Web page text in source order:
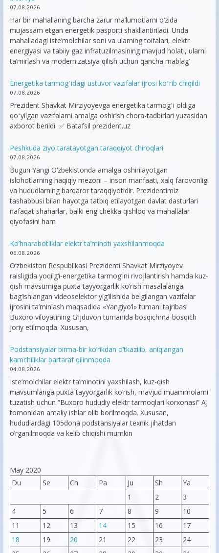
07.08.2026
Har bir mahallaning barcha zarur ma’lumotlarni o‘zida
mujassam etgan energetik pasporti shakllantiriladi. Unda
mahalladagi iste’molchilar soni va ularning toifalari, elektr
energiyasi va tabiiy gaz infratuzilmasining mavjud holati, ularni
ta’mirlash va modernizatsiya qilish uchun qancha mablag‘
Energetika tarmogʻidagi ustuvor vazifalar ijrosi koʻrib chiqildi
07.08.2026
Prezident Shavkat Mirziyoyevga energetika tarmogʻi oldiga
qoʻyilgan vazifalarni amalga oshirish chora-tadbirlari yuzasidan
axborot berildi. ✅ Batafsil prezident.uz
Peshkuda ziyo taratayotgan taraqqiyot chiroqlari
07.08.2026
Bugun Yangi O‘zbekistonda amalga oshirilayotgan
islohotlarning haqiqiy mezoni – inson manfaati, xalq farovonligi
va hududlarning barqaror taraqqiyotidir. Prezidentimiz
tashabbusi bilan hayotga tatbiq etilayotgan davlat dasturlari
nafaqat shaharlar, balki eng chekka qishloq va mahallalar
qiyofasini ham
Ko’hnarabotliklar elektr ta’minoti yaxshilanmoqda
06.08.2026
O‘zbekiston Respublikasi Prezidenti Shavkat Mirziyoyev
raisligida yoqilg‘i-energetika tarmog‘ini rivojlantirish hamda kuz-
qish mavsumiga puxta tayyorgarlik ko‘rish masalalariga
bag‘ishlangan videoselektor yig‘ilishida belgilangan vazifalar
ijrosini ta’minlash maqsadida «Yangiyo‘l» tumani tajribasi
Buxoro viloyatining G‘ijduvon tumanida bosqichma-bosqich
joriy etilmoqda. Xususan,
Podstansiyalar birma-bir ko’rikdan o’tkazilib, aniqlangan
kamchiliklar bartaraf qilinmoqda
04.08.2026
Iste’molchilar elektr ta’minotini yaxshilash, kuz-qish
mavsumlariga puxta tayyorgarlik ko‘rish, mavjud muammolarni
tuzatish uchun “Buxoro hududiy elektr tarmoqlari korxonasi” AJ
tomonidan amaliy ishlar olib borilmoqda. Xususan,
hududlardagi 105dona podstansiyalar texnik jihatdan
o’rganilmoqda va kelib chiqishi mumkin
May 2020
Du
Se Ch Pa Ju Sh
Ya
1
2
3
4
5 6 7 8 9
10
11
12 13 14 15 16
17
18
19 20 21 22 23
24